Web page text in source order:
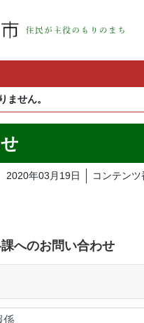
ません。
2020年03月19日 コンテンツ
へのお問い合わせ